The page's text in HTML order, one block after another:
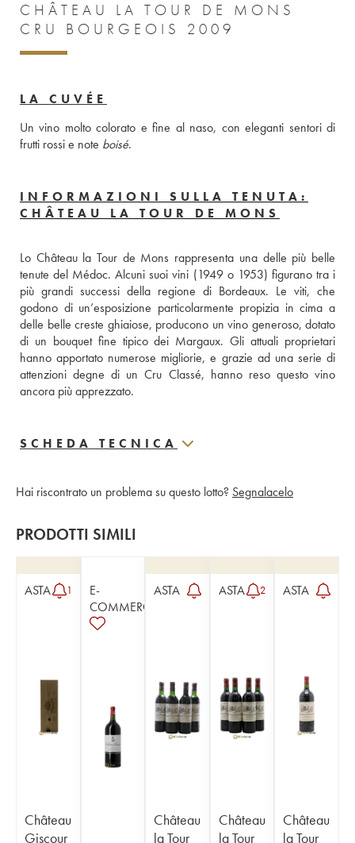
CHÂTEAU LA TOUR DE MONS
CRU BOURGEOIS 2009
LA CUVÉE
Un vino molto colorato e fine al naso, con eleganti sentori di
frutti rossi e note boisé.
INFORMAZIONI SULLA TENUTA:
CHÂTEAU LA TOUR DE MONS
Lo Château la Tour de Mons rappresenta una delle più belle
tenute del Médoc. Alcuni suoi vini (1949 o 1953) figurano tra i
più grandi successi della regione di Bordeaux. Le viti, che
godono di un’esposizione particolarmente propizia in cima a
delle belle creste ghiaiose, producono un vino generoso, dotato
di un bouquet fine tipico dei Margaux. Gli attuali proprietari
hanno apportato numerose migliorie, e grazie ad una serie di
attenzioni degne di un Cru Classé, hanno reso questo vino
ancora più apprezzato.
SCHEDA TECNICA
Hai riscontrato un problema su questo lotto? Segnalacelo
PRODOTTI SIMILI
ASTA 1
Château
Giscour
E-
COMMERCE
ASTA
Château
la Tour
ASTA 2
Château
la Tour
ASTA
Château
la Tour